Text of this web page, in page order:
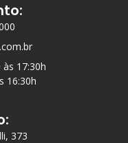
às 17:30h
16:30h
373